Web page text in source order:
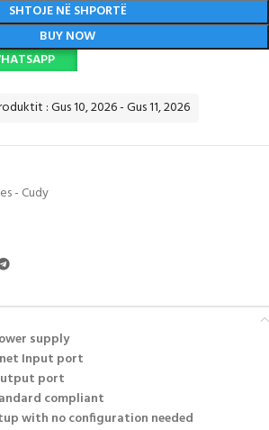
SHTOJE NË SHPORTË
BUY NOW
: Gus 10, 2026 - Gus 11, 2026
- Cudy
supply
Input port
port
compliant
with no configuration needed